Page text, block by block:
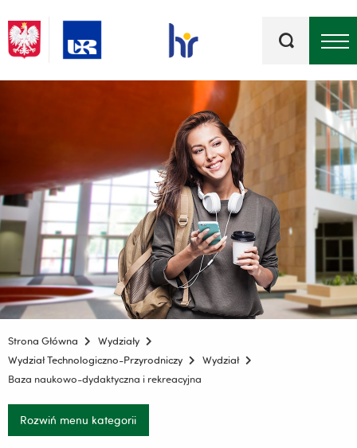
kluczowe
Strona Główna
Wydziały
Wydział Technologiczno-Przyrodniczy
Wydział
Baza naukowo-dydaktyczna i rekreacyjna
Rozwiń menu kategorii